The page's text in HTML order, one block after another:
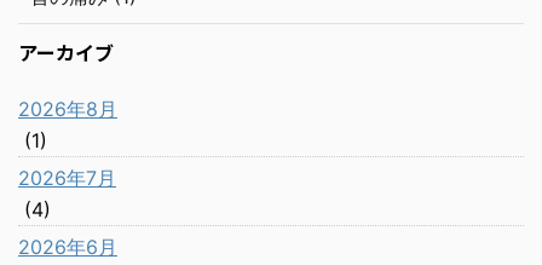
アーカイブ
2026年8月
(1)
2026年7月
(4)
2026年6月